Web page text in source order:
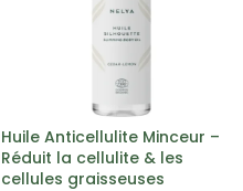
Huile Anticellulite Minceur –
Réduit la cellulite & les
cellules graisseuses